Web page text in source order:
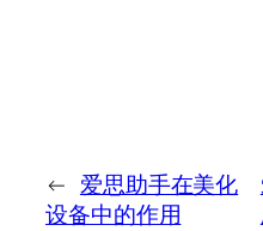
← 爱思助手在美化
设备中的作用